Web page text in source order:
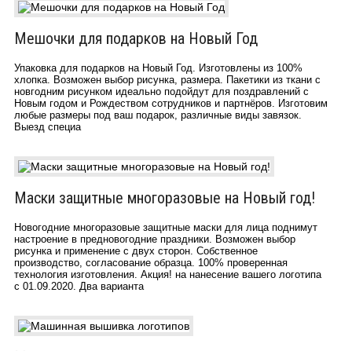
Мешочки для подарков на Новый Год
Упаковка для подарков на Новый Год. Изготовлены из 100%
хлопка. Возможен выбор рисунка, размера. Пакетики из ткани с
новгодним рисунком идеально подойдут для поздравлений с
Новым годом и Рождеством сотрудников и партнёров. Изготовим
любые размеры под ваш подарок, различные виды завязок.
Выезд специа
Маски защитные многоразовые на Новый год!
Новогодние многоразовые защитные маски для лица поднимут
настроение в предновогодние праздники. Возможен выбор
рисунка и применение с двух сторон. Собственное
производство, согласование образца. 100% проверенная
технология изготовления. Акция! на нанесение вашего логотипа
с 01.09.2020. Два варианта